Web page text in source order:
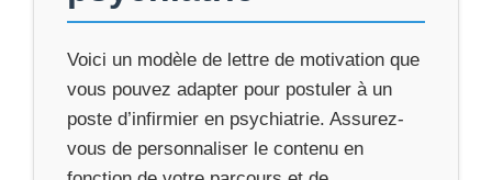
Voici un modèle de lettre de motivation que
vous pouvez adapter pour postuler à un
poste d’infirmier en psychiatrie. Assurez-
vous de personnaliser le contenu en